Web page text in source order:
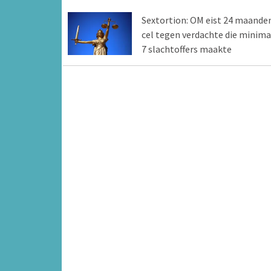
Sextortion: OM eist 24
cel tegen verdachte die
7 slachtoffers maakte